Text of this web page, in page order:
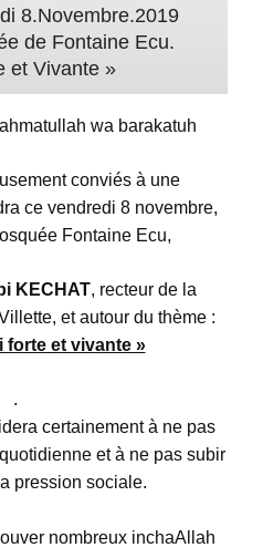
8.Novembre.2019
de Fontaine Ecu.
et Vivante »
wa barakatuh
conviés à une
ce vendredi 8 novembre,
Fontaine Ecu,
KECHAT, recteur de la
et autour du thème :
forte et vivante »
.
certainement à ne pas
et à ne pas subir
pression sociale.
nombreux inchaAllah